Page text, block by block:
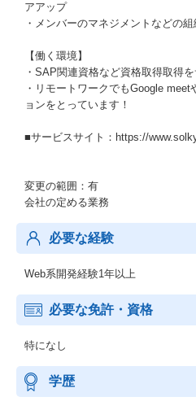
アアップ
・メンバーのマネジメントなどの
【働く環境】
・SAP関連資格など資格取得取得を
・リモートワークでもGoogle
ョンをとっています！
■サービスサイト：https://
変更の範囲：有
会社の定める業務
必要な経験
Web系開発経験1年以上
必要な免許・資格
特になし
学歴